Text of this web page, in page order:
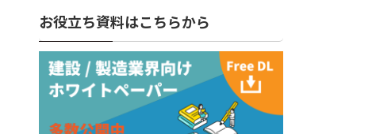
お役立ち資料はこちらから